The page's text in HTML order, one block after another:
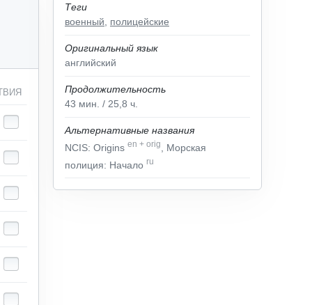
Теги
военный
полицейские
Оригинальный язык
английский
Продолжительность
43 мин. / 25,8 ч.
Альтернативные названия
NCIS: Origins en + orig
, Морская
полиция: Начало ru